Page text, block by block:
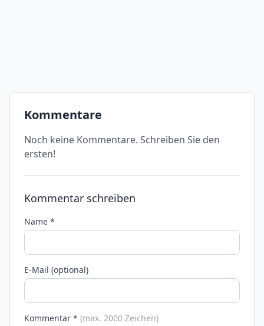
Kommentare
Noch keine Kommentare. Schreiben Sie den
ersten!
Kommentar schreiben
Name *
E-Mail (optional)
Kommentar * (max. 2000 Zeichen)